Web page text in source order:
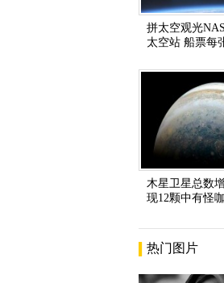
拼太空观光
太空站 船票每
木星卫星总数
现12颗中有怪咖
热门图片